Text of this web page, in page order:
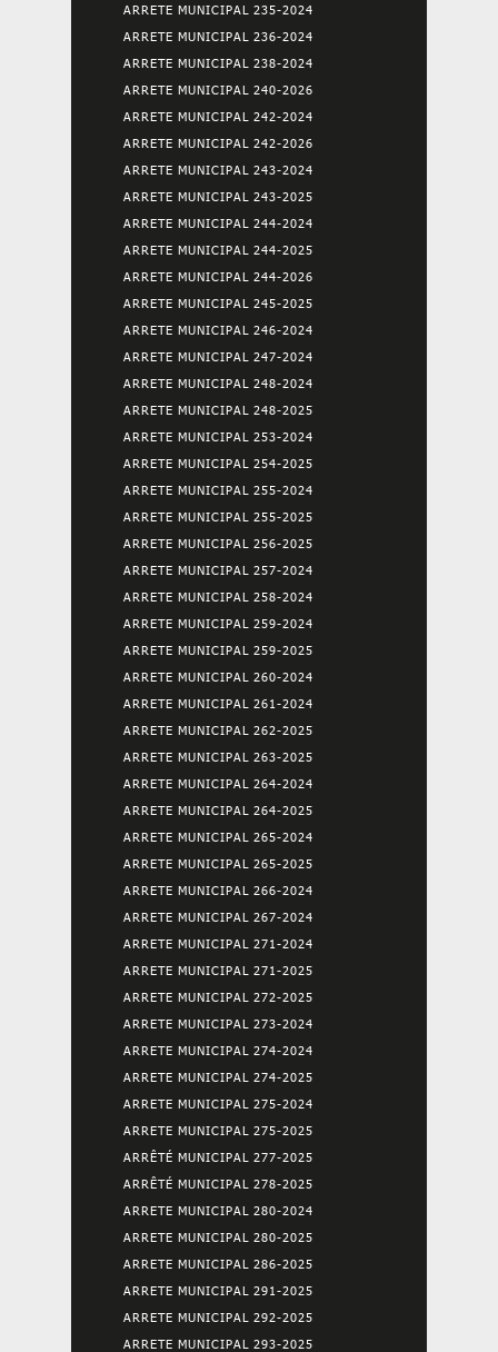
ARRETE MUNICIPAL 235-2024
ARRETE MUNICIPAL 236-2024
ARRETE MUNICIPAL 238-2024
ARRETE MUNICIPAL 240-2026
ARRETE MUNICIPAL 242-2024
ARRETE MUNICIPAL 242-2026
ARRETE MUNICIPAL 243-2024
ARRETE MUNICIPAL 243-2025
ARRETE MUNICIPAL 244-2024
ARRETE MUNICIPAL 244-2025
ARRETE MUNICIPAL 244-2026
ARRETE MUNICIPAL 245-2025
ARRETE MUNICIPAL 246-2024
ARRETE MUNICIPAL 247-2024
ARRETE MUNICIPAL 248-2024
ARRETE MUNICIPAL 248-2025
ARRETE MUNICIPAL 253-2024
ARRETE MUNICIPAL 254-2025
ARRETE MUNICIPAL 255-2024
ARRETE MUNICIPAL 255-2025
ARRETE MUNICIPAL 256-2025
ARRETE MUNICIPAL 257-2024
ARRETE MUNICIPAL 258-2024
ARRETE MUNICIPAL 259-2024
ARRETE MUNICIPAL 259-2025
ARRETE MUNICIPAL 260-2024
ARRETE MUNICIPAL 261-2024
ARRETE MUNICIPAL 262-2025
ARRETE MUNICIPAL 263-2025
ARRETE MUNICIPAL 264-2024
ARRETE MUNICIPAL 264-2025
ARRETE MUNICIPAL 265-2024
ARRETE MUNICIPAL 265-2025
ARRETE MUNICIPAL 266-2024
ARRETE MUNICIPAL 267-2024
ARRETE MUNICIPAL 271-2024
ARRETE MUNICIPAL 271-2025
ARRETE MUNICIPAL 272-2025
ARRETE MUNICIPAL 273-2024
ARRETE MUNICIPAL 274-2024
ARRETE MUNICIPAL 274-2025
ARRETE MUNICIPAL 275-2024
ARRETE MUNICIPAL 275-2025
ARRÊTÉ MUNICIPAL 277-2025
ARRÊTÉ MUNICIPAL 278-2025
ARRETE MUNICIPAL 280-2024
ARRETE MUNICIPAL 280-2025
ARRETE MUNICIPAL 286-2025
ARRETE MUNICIPAL 291-2025
ARRETE MUNICIPAL 292-2025
ARRETE MUNICIPAL 293-2025